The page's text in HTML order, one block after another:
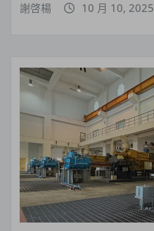
謝啓楊 10 月 10, 2025